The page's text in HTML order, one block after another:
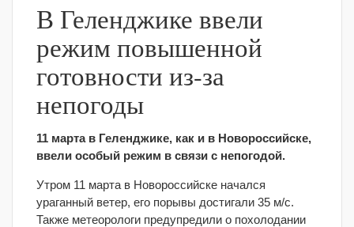
В Геленджике ввели
режим повышенной
готовности из-за
непогоды
11 марта в Геленджике, как и в Новороссийске,
ввели особый режим в связи с непогодой.
Утром 11 марта в Новороссийске начался
ураганный ветер, его порывы достигали 35 м/с.
Также метеорологи предупредили о похолодании